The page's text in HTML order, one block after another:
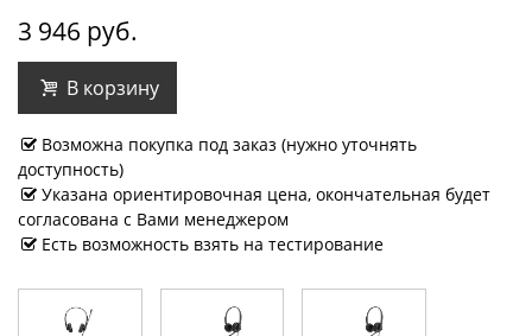
3 946 руб.
В корзину
Возможна покупка под заказ (нужно уточнять
доступность)
Указана ориентировочная цена, окончательная будет
согласована с Вами менеджером
Есть возможность взять на тестирование